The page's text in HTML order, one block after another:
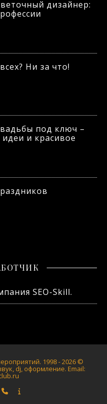
дизайнер:
Ни за что!
под ключ –
и красивое
SEO-Skill.
1998 - 2026 ©
dj, оформление. Email: